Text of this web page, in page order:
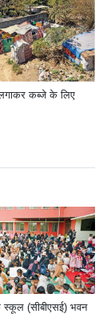
कब्जे के लिए
(सीबीएसई) भवन